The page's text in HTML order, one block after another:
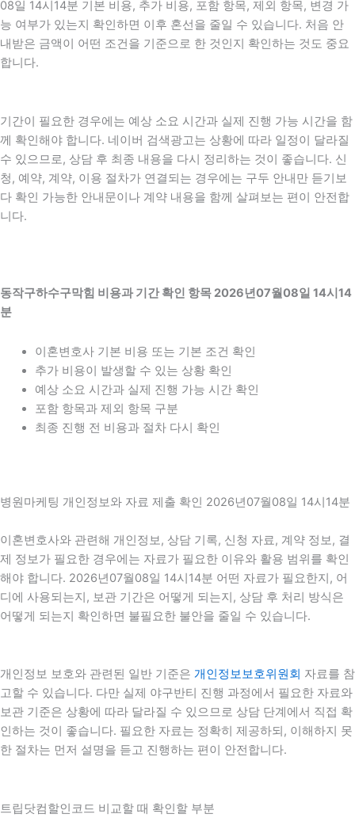
08일 14시14분 기본 비용, 추가 비용, 포함 항목, 제외 항목, 변경 가
능 여부가 있는지 확인하면 이후 혼선을 줄일 수 있습니다. 처음 안
내받은 금액이 어떤 조건을 기준으로 한 것인지 확인하는 것도 중요
합니다.
기간이 필요한 경우에는 예상 소요 시간과 실제 진행 가능 시간을 함
께 확인해야 합니다. 네이버 검색광고는 상황에 따라 일정이 달라질
수 있으므로, 상담 후 최종 내용을 다시 정리하는 것이 좋습니다. 신
청, 예약, 계약, 이용 절차가 연결되는 경우에는 구두 안내만 듣기보
다 확인 가능한 안내문이나 계약 내용을 함께 살펴보는 편이 안전합
니다.
동작구하수구막힘 비용과 기간 확인 항목 2026년07월08일 14시14
분
이혼변호사 기본 비용 또는 기본 조건 확인
추가 비용이 발생할 수 있는 상황 확인
예상 소요 시간과 실제 진행 가능 시간 확인
포함 항목과 제외 항목 구분
최종 진행 전 비용과 절차 다시 확인
병원마케팅 개인정보와 자료 제출 확인 2026년07월08일 14시14분
이혼변호사와 관련해 개인정보, 상담 기록, 신청 자료, 계약 정보, 결
제 정보가 필요한 경우에는 자료가 필요한 이유와 활용 범위를 확인
해야 합니다. 2026년07월08일 14시14분 어떤 자료가 필요한지, 어
디에 사용되는지, 보관 기간은 어떻게 되는지, 상담 후 처리 방식은
어떻게 되는지 확인하면 불필요한 불안을 줄일 수 있습니다.
개인정보 보호와 관련된 일반 기준은 개인정보보호위원회 자료를 참
고할 수 있습니다. 다만 실제 야구반티 진행 과정에서 필요한 자료와
보관 기준은 상황에 따라 달라질 수 있으므로 상담 단계에서 직접 확
인하는 것이 좋습니다. 필요한 자료는 정확히 제공하되, 이해하지 못
한 절차는 먼저 설명을 듣고 진행하는 편이 안전합니다.
트립닷컴할인코드 비교할 때 확인할 부분